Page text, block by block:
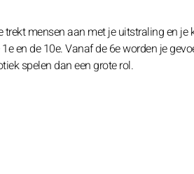
mensen aan met je uitstraling en
en de 10e. Vanaf de 6e worden je
spelen dan een grote rol.